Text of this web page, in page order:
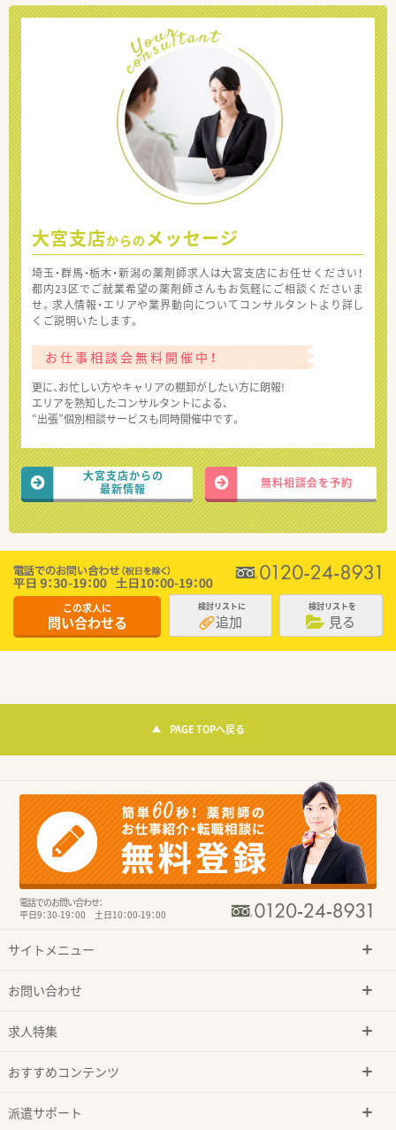
大宮支店からの メッセージ
埼玉・群馬・栃木・新潟の薬剤師求人は大宮支店にお任せください！
都内23区でご就業希望の薬剤師さんもお気軽にご相談くださいま
せ。求人情報・エリアや業界動向についてコンサルタントより詳し
くご説明いたします。
お仕事相談会無料開催中！
更に、お忙しい方やキャリアの棚卸がしたい方に朗報!
エリアを熟知したコンサルタントによる、
“出張”個別相談サービスも同時開催中です。
大宮支店からの
最新情報
無料相談会を予約
この求人に
問い合わせる
検討リストに
追加
検討リストを
見る
PAGE TOPへ戻る
電話でのお問い合わせ：
平日9：30-19：00 土日10：00-19：00
サイトメニュー
お問い合わせ
求人特集
おすすめコンテンツ
派遣サポート